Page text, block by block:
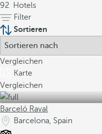
92
Hotels
Filter
Sortieren
Vergleichen
Karte
Vergleichen
Barceló Raval
Barcelona, Spain